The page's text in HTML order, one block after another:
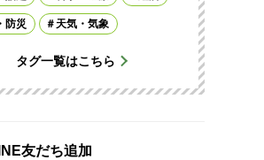
防災 天気・気象
タグ一覧はこちら
友だち追加